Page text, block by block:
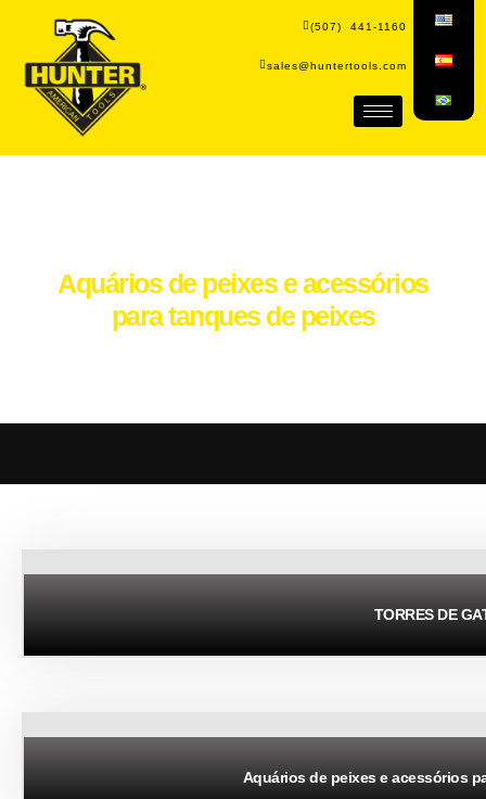
(507) 441-1160
sales@huntertools.com
Aquários de peixes e acessórios
para tanques de peixes
TORRES DE
Aquários de peixes e acessórios